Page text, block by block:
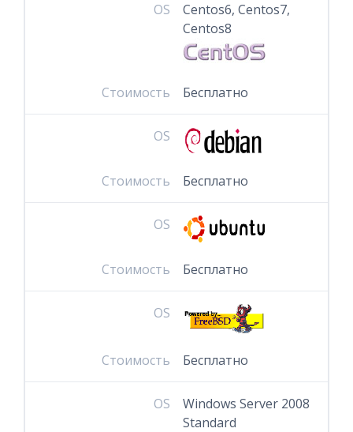
OS
Centos6, Centos7,
Centos8
Стоимость Бесплатно
OS
Стоимость Бесплатно
OS
Стоимость Бесплатно
OS
Стоимость Бесплатно
OS
Windows Server 2008
Standard